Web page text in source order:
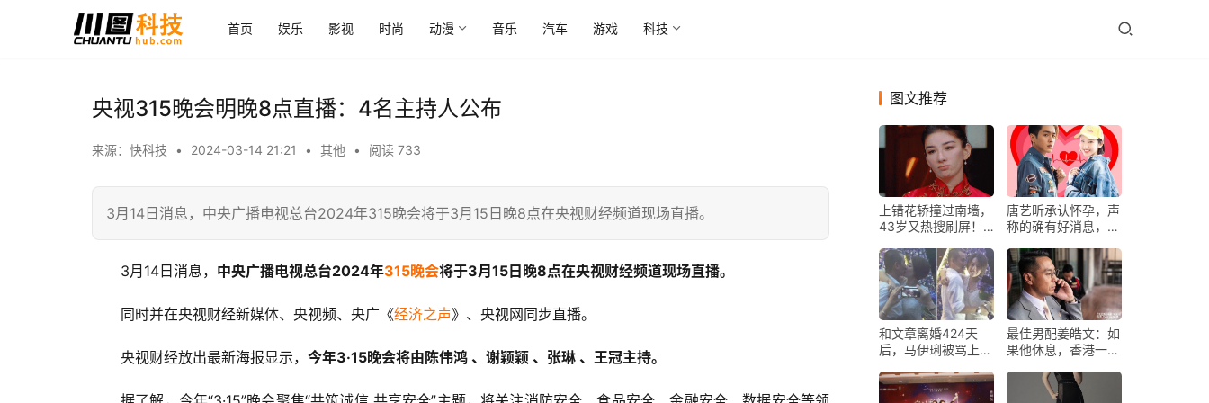
首页 娱乐 影视 时尚 动漫 音乐 汽车 游戏 科技
央视315晚会明晚8点直播：4名主持人公布
来源：快科技 • 2024-03-14 21:21 • 其他 • 阅读 733
3月14日消息，中央广播电视总台2024年315晚会将于3月15日晚8点在央视财经频道现场直播。
3月14日消息， 中央广播电视总台2024年315晚会将于3月15日晚8点在央视财经频道现场直播。
同时并在央视财经新媒体、央视频、央广《经济之声》、央视网同步直播。
央视财经放出最新海报显示， 今年3·15晚会将由陈伟鸿 、谢颖颖 、张琳 、王冠主持。
图文推荐
上错花轿撞过南墙，
43岁又热搜刷屏！
的命？
唐艺昕承认怀孕，声
称的确有好消息，张
和文章离婚424天
后，马伊琍被骂上热
吗？
最佳男配姜皓文：如
果他休息，香港一半